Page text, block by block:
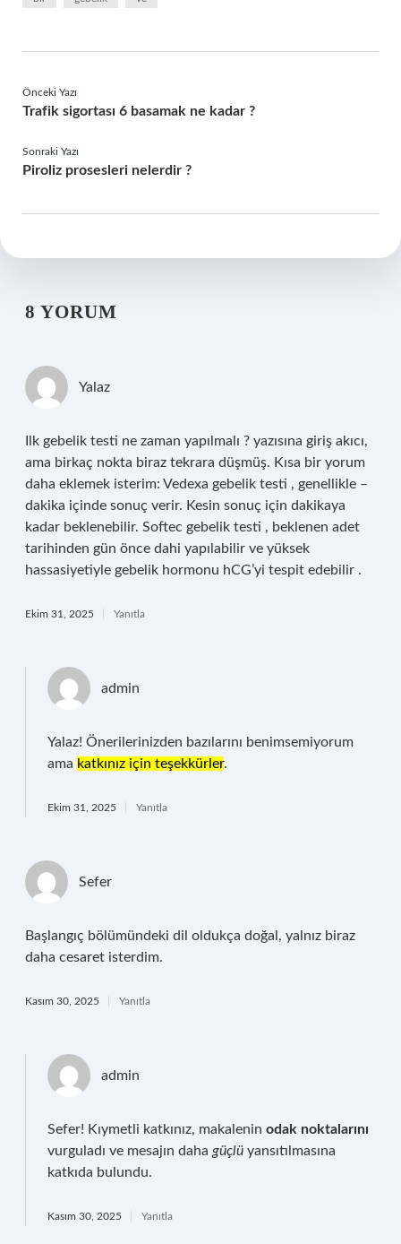
Önceki Yazı
Trafik sigortası 6 basamak ne kadar ?
Sonraki Yazı
Piroliz prosesleri nelerdir ?
8 YORUM
Yalaz
Ilk gebelik testi ne zaman yapılmalı ? yazısına giriş akıcı,
ama birkaç nokta biraz tekrara düşmüş. Kısa bir yorum
daha eklemek isterim: Vedexa gebelik testi , genellikle –
dakika içinde sonuç verir. Kesin sonuç için dakikaya
kadar beklenebilir. Softec gebelik testi , beklenen adet
tarihinden gün önce dahi yapılabilir ve yüksek
hassasiyetiyle gebelik hormonu hCG’yi tespit edebilir .
Ekim 31, 2025 Yanıtla
admin
Yalaz! Önerilerinizden bazılarını benimsemiyorum
ama katkınız için teşekkürler.
Ekim 31, 2025 Yanıtla
Sefer
Başlangıç bölümündeki dil oldukça doğal, yalnız biraz
daha cesaret isterdim.
Kasım 30, 2025 Yanıtla
admin
Sefer! Kıymetli katkınız, makalenin odak noktalarını
vurguladı ve mesajın daha güçlü yansıtılmasına
katkıda bulundu.
Kasım 30, 2025 Yanıtla